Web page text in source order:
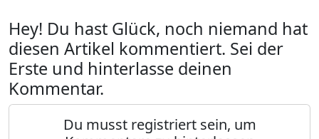
Hey! Du hast Glück, noch niemand hat
diesen Artikel kommentiert. Sei der
Erste und hinterlasse deinen
Kommentar.
Du musst registriert sein, um